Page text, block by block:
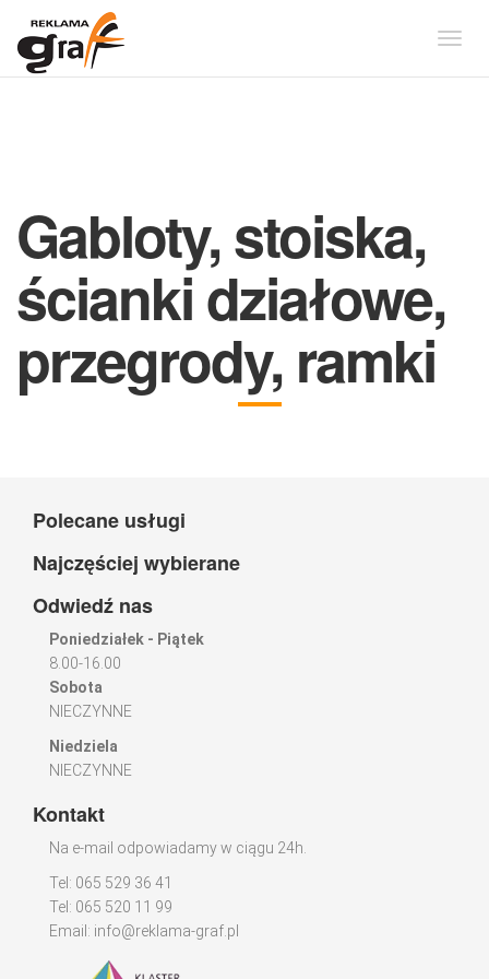
Gabloty, stoiska,
ścianki działowe,
przegrody, ramki
Polecane usługi
Najczęściej wybierane
Odwiedź nas
Poniedziałek - Piątek
8.00-16.00
Sobota
NIECZYNNE
Niedziela
NIECZYNNE
Kontakt
Na e-mail odpowiadamy w ciągu 24h.
Tel: 065 529 36 41
Tel: 065 520 11 99
Email: info@reklama-graf.pl